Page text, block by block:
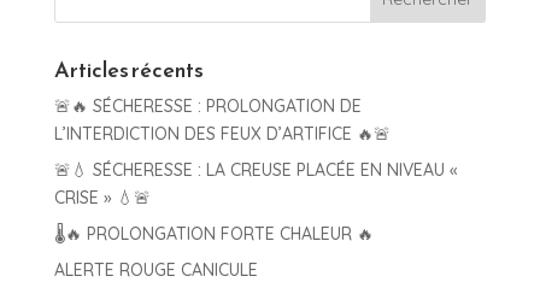
Articles récents
🚨🔥 SÉCHERESSE : PROLONGATION DE
L’INTERDICTION DES FEUX D’ARTIFICE 🔥🚨
🚨💧 SÉCHERESSE : LA CREUSE PLACÉE EN NIVEAU «
CRISE » 💧🚨
🌡️🔥 PROLONGATION FORTE CHALEUR 🔥
ALERTE ROUGE CANICULE